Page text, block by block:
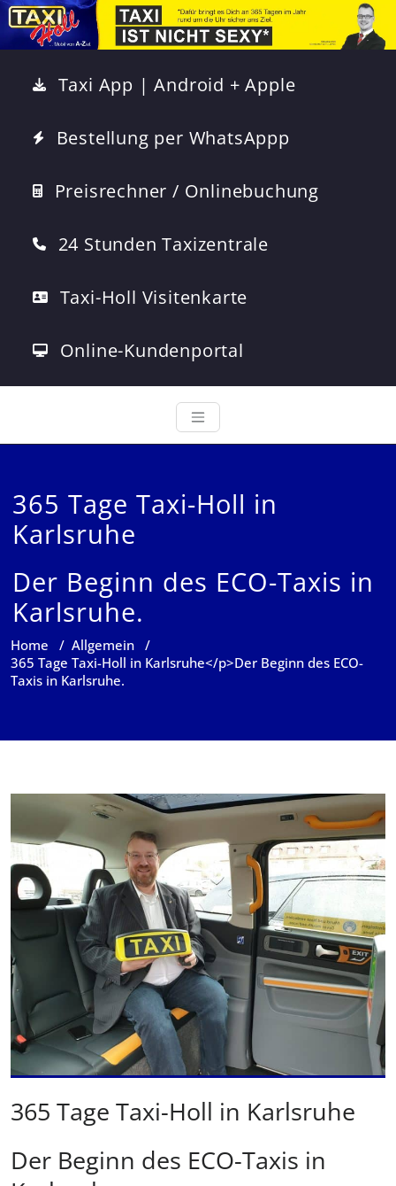
Taxi App | Android + Apple
Bestellung per WhatsAppp
Preisrechner / Onlinebuchung
24 Stunden Taxizentrale
Taxi-Holl Visitenkarte
Online-Kundenportal
365 Tage Taxi-Holl in
Karlsruhe
Der Beginn des ECO-Taxis in
Karlsruhe.
Home / Allgemein /
365 Tage Taxi-Holl in Karlsruhe</p>Der Beginn des ECO-
Taxis in Karlsruhe.
365 Tage Taxi-Holl in Karlsruhe
Der Beginn des ECO-Taxis in